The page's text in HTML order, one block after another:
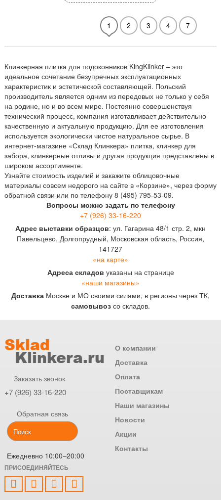
1 2 3 4 7
Клинкерная плитка для подоконников KingKlinker – это
идеальное сочетание безупречных эксплуатационных
характеристик и эстетической составляющей. Польский
производитель является одним из передовых не только у себя
на родине, но и во всем мире. Постоянно совершенствуя
технический процесс, компания изготавливает действительно
качественную и актуальную продукцию. Для ее изготовления
используется экологически чистое натуральное сырье. В
интернет-магазине «Склад Клинкера» плитка, клинкер для
забора, клинкерные отливы и другая продукция представлены в
широком ассортименте.
Узнайте стоимость изделий и закажите облицовочные
материалы совсем недорого на сайте в «Корзине», через форму
обратной связи или по телефону 8 (495) 795-53-09.
Вопросы можно задать по телефону
+7 (926) 33-16-220
Адрес выставки образцов: ул. Гагарина 48/1 стр. 2, мкн
Павельцево, Долгопрудный, Московская область, Россия,
141727
«на карте»
Адреса складов указаны на странице
«наши магазины»
Доставка Москве и МО своими силами, в регионы через ТК,
самовывоз со складов.
Заказать звонок
+7 (926) 33-16-220
Обратная связь
Ежедневно 10:00–20:00
О компании
Доставка
Оплата
Поставщикам
Наши магазины
Новости
Акции
Контакты
ПРИСОЕДИНЯЙТЕСЬ